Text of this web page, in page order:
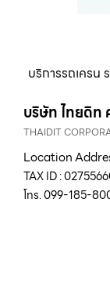
บริการรถเครน
บริษัท ไทยดิท
THAIDIT
Location
TAX ID :
โทร. 099-185-